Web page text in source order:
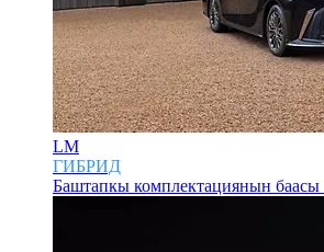
LM
ГИБРИД
Баштапкы комплектациянын баасы